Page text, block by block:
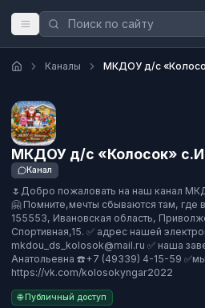
Каналы
МКДОУ д/с «Колосок»
Канал
🌷Добро пожаловать на наш канал
🤗 Помните,мечты сбываются там, где
155553, Ивановская область,
Спортивная,15. ✅ адрес нашей
mkdou_ds_kolosok@mail.ru ✅ наша
Анатольевна ☎️+7 (49339) 4-15-59
https://vk.com/kolosokyngar2022
🌐 Публичный доступ